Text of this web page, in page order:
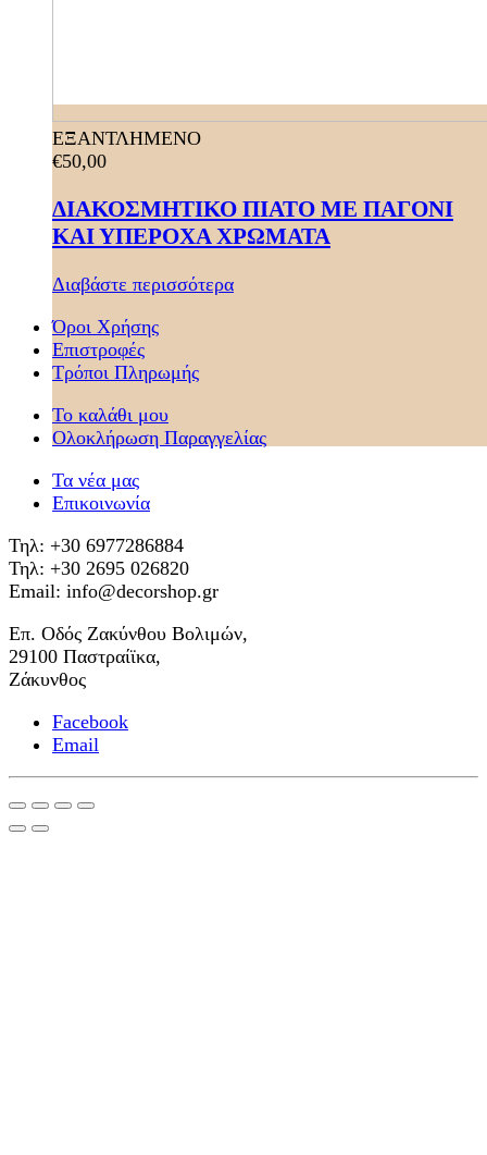
ΕΞΑΝΤΛΗΜΕΝΟ
€50,00
ΔΙΑΚΟΣΜΗΤΙΚΟ ΠΙΑΤΟ ΜΕ ΠΑΓΟΝΙ
ΚΑΙ ΥΠΕΡΟΧΑ ΧΡΩΜΑΤΑ
Διαβάστε περισσότερα
Όροι Χρήσης
Επιστροφές
Τρόποι Πληρωμής
Το καλάθι μου
Ολοκλήρωση Παραγγελίας
Τα νέα μας
Επικοινωνία
Τηλ: +30 6977286884
Τηλ: +30 2695 026820
Email: info@decorshop.gr
Επ. Οδός Ζακύνθου Βολιμών,
29100 Παστραίϊκα,
Ζάκυνθος
Facebook
Email